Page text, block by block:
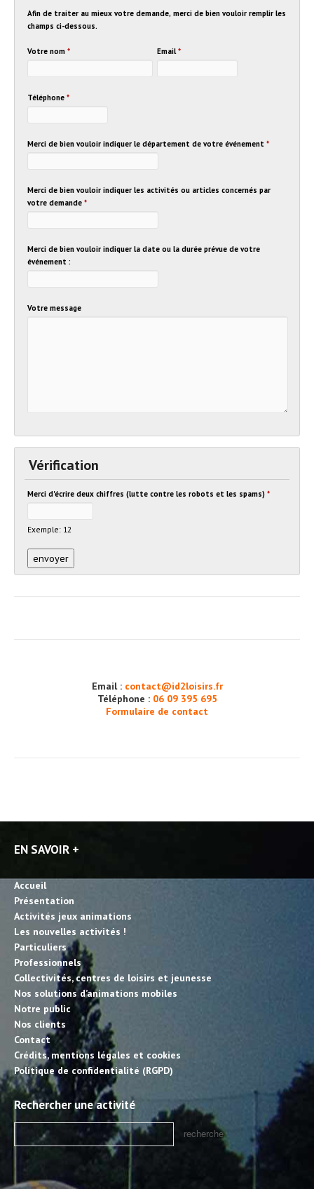
Afin de traiter au mieux votre demande, merci de bien vouloir remplir les
champs ci-dessous.
Votre nom * Email*
Téléphone *
Merci de bien vouloir indiquer le département de votre événement *
Merci de bien vouloir indiquer les activités ou articles concernés par
votre demande *
Merci de bien vouloir indiquer la date ou la durée prévue de votre
événement :
Votre message
Vérification
Merci d'écrire deux chiffres (lutte contre les robots et les spams) *
Exemple: 12
Email : contact@id2loisirs.fr
Téléphone : 06 09 395 695
Formulaire de contact
EN SAVOIR +
Accueil
Présentation
Activités jeux animations
Les nouvelles activités !
Particuliers
Professionnels
Collectivités, centres de loisirs et jeunesse
Nos solutions d’animations mobiles
Notre public
Nos clients
Contact
Crédits, mentions légales et cookies
Politique de confidentialité (RGPD)
Rechercher une activité